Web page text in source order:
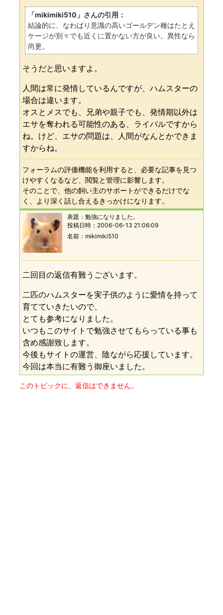
「mikimiki510」さんの引用：
結論的に、なわばり意識の高いゴールデン種はたとえ
ケージが別々でも近くに置かない方が良い。異性なら
尚更。
そうだと思いますよ。
人間は常に発情しているんですが、ハムスターの
場合は違います。
オスとメスでも、兄弟や親子でも、発情期以外は
エサを奪われる可能性のある、ライバルですから
ね。けど、エサの問題は、人間がなんとかできま
すからね。
フォーラムの評価機能を利用すると、必要な記事を見つ
けやすくなるなど、閲覧と管理に影響します。
そのことで、他の飼い主のサポートができるだけでな
く、より深く話し合えるきっかけになります。
表題： 勉強になりました。
投稿日時： 2006-06-13 21:06:09
名前
mikimiki510
二回目の返信有難うございます。
二匹のハムスターを実子供のように愛情を持って
育てていきたいので、
とても参考になりました。
いつもこのサイトで勉強させてもらっている事も
含め感謝致します。
今後もサイトの運営、陰ながら応援しています。
今回は本当に有難う御座いました。
このトピックに、返信はできません。